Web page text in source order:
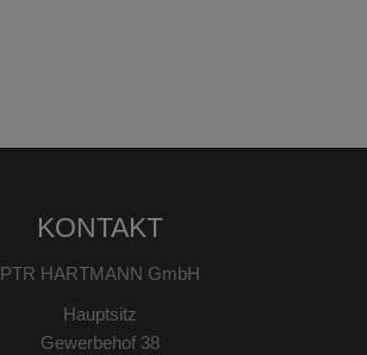
KONTAKT
PTR HARTMANN GmbH
Hauptsitz
Gewerbehof 38